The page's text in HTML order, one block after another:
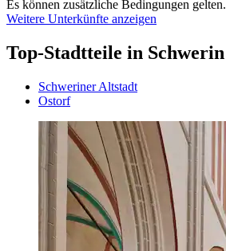
Es können zusätzliche Bedingungen gelten.
Weitere Unterkünfte anzeigen
Top-Stadtteile in Schwerin
Schweriner Altstadt
Ostorf